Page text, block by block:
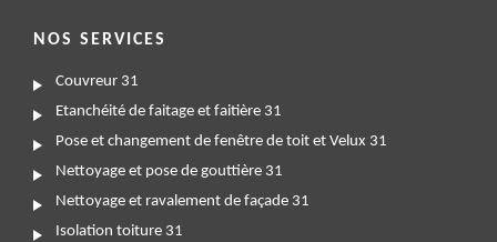
NOS SERVICES
Couvreur 31
Etanchéité de faitage et faitière 31
Pose et changement de fenêtre de toit et Velux 31
Nettoyage et pose de gouttière 31
Nettoyage et ravalement de façade 31
Isolation toiture 31